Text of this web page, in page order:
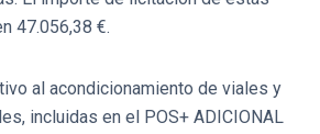
47.056,38 €.
al acondicionamiento de viales y
incluidas en el POS+ ADICIONAL